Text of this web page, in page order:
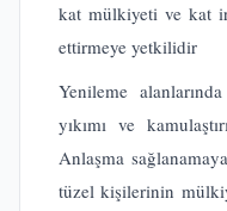
kat mülkiyeti ve kat
ettirmeye yetkilidir
Yenileme
yıkımı ve
Anlaşma
tüzel kişilerinin